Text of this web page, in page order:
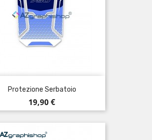
Protezione Serbatoio
Prezzo
19,90 €